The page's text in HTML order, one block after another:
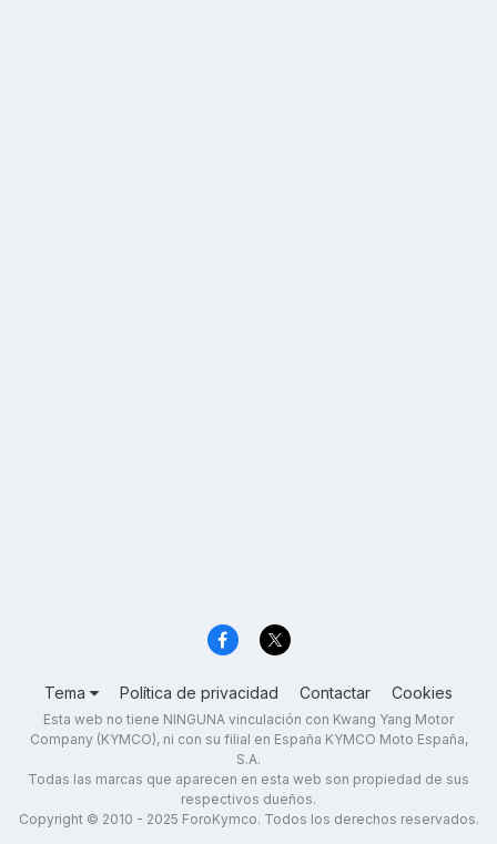
Tema Política de privacidad Contactar Cookies
Esta web no tiene NINGUNA vinculación con Kwang Yang Motor
Company (KYMCO), ni con su filial en España KYMCO Moto España,
S.A.
Todas las marcas que aparecen en esta web son propiedad de sus
respectivos dueños.
Copyright © 2010 - 2025 ForoKymco. Todos los derechos reservados.